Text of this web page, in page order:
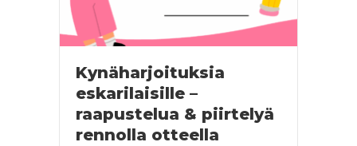
Kynäharjoituksia
eskarilaisille –
raapustelua & piirtelyä
rennolla otteella